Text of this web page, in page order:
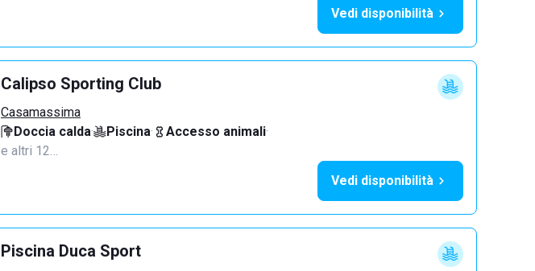
Vedi disponibilità
Calipso Sporting Club
Casamassima
Doccia calda· Piscina· Accesso animali·
e altri 12…
Vedi disponibilità
Piscina Duca Sport